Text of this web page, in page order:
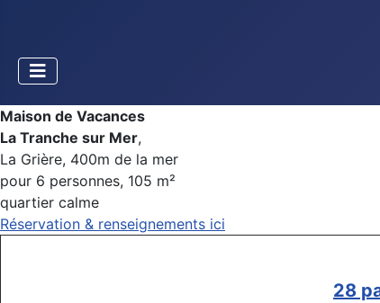
Maison de Vacances
La Tranche sur Mer,
La Grière, 400m de la mer
pour 6 personnes, 105 m²
quartier calme
Réservation & renseignements ici
28